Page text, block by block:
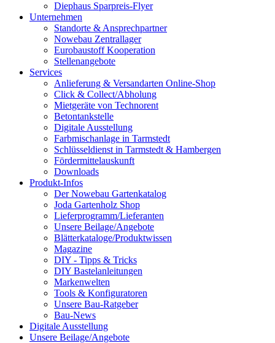
Diephaus Sparpreis-Flyer
Unternehmen
Standorte & Ansprechpartner
Nowebau Zentrallager
Eurobaustoff Kooperation
Stellenangebote
Services
Anlieferung & Versandarten Online-Shop
Click & Collect/Abholung
Mietgeräte von Technorent
Betontankstelle
Digitale Ausstellung
Farbmischanlage in Tarmstedt
Schlüsseldienst in Tarmstedt & Hambergen
Fördermittelauskunft
Downloads
Produkt-Infos
Der Nowebau Gartenkatalog
Joda Gartenholz Shop
Lieferprogramm/Lieferanten
Unsere Beilage/Angebote
Blätterkataloge/Produktwissen
Magazine
DIY - Tipps & Tricks
DIY Bastelanleitungen
Markenwelten
Tools & Konfiguratoren
Unsere Bau-Ratgeber
Bau-News
Digitale Ausstellung
Unsere Beilage/Angebote